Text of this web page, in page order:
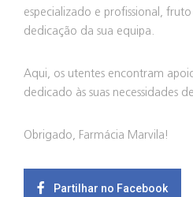
especializado e profissional,
dedicação da sua equipa.
Aqui, os utentes encontram
dedicado às suas necessidades
Obrigado, Farmácia Marvila!
Partilhar no Facebook